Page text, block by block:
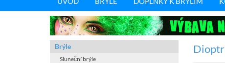
Brýle
Sluneční brýle